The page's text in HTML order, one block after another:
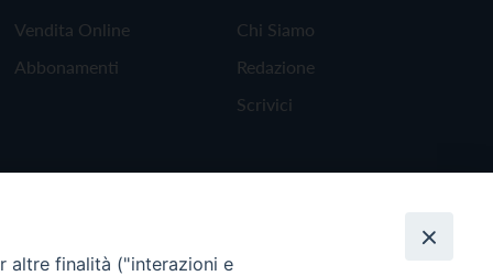
Vendita Online
Abbonamenti
Chi Siamo
Redazione
Scrivici
altre finalità ("interazioni e